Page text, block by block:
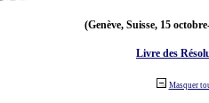
(Genève, Suisse, 15
Livre des
Masquer